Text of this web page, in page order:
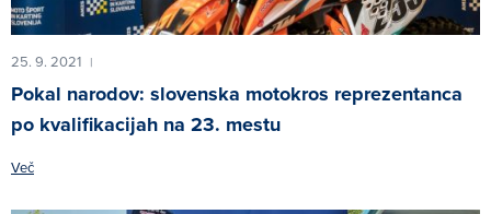
25. 9. 2021 |
Pokal narodov: slovenska motokros reprezentanca
po kvalifikacijah na 23. mestu
Več